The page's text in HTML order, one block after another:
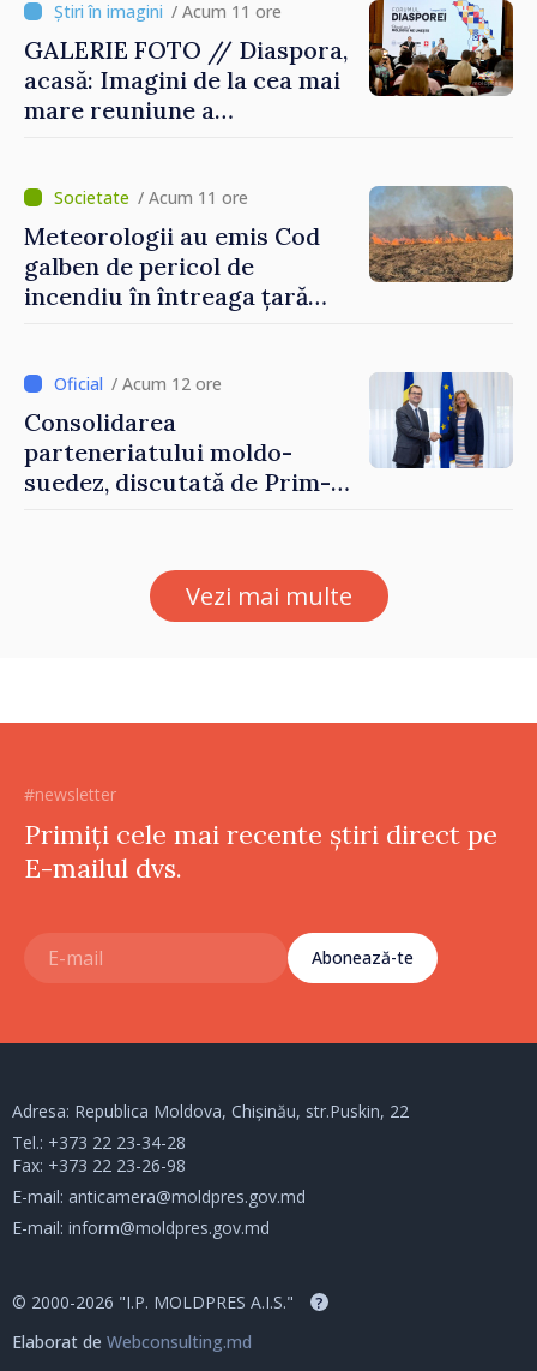
/ Acum 11 ore
GALERIE FOTO // Diaspora,
acasă: Imagini de la cea mai
mare reuniune a
/ Acum 11 ore
Meteorologii au emis Cod
galben de pericol de
incendiu în întreaga țară
/ Acum 12 ore
Consolidarea
parteneriatului moldo-
suedez, discutată de Prim-
Petra Lärke
Vezi mai multe
#newsletter
Primiți cele mai recente știri direct pe
E-mailul dvs.
Abonează-te
Adresa: Republica Moldova, Chișinău, str.Puskin, 22
Tel.: +373 22 23-34-28
Fax: +373 22 23-26-98
E-mail: anticamera@moldpres.gov.md
E-mail: inform@moldpres.gov.md
© 2000-2026 "I.P. MOLDPRES A.I.S." ?
Elaborat de Webconsulting.md